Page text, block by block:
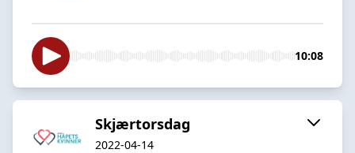
10:08
Skjærtorsdag
2022-04-14